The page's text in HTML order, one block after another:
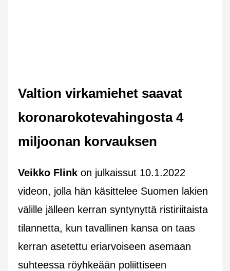
Valtion virkamiehet saavat
koronarokotevahingosta 4
miljoonan korvauksen
Veikko Flink on julkaissut 10.1.2022
videon, jolla hän käsittelee Suomen lakien
välille jälleen kerran syntynyttä ristiriitaista
tilannetta, kun tavallinen kansa on taas
kerran asetettu eriarvoiseen asemaan
suhteessa röyhkeään poliittiseen